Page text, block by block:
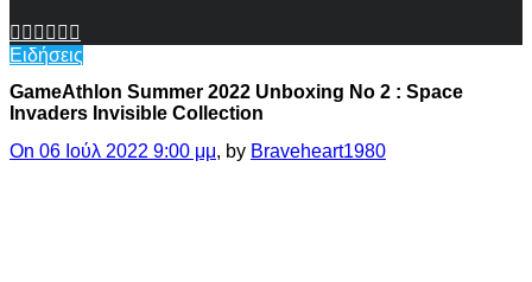
Ειδήσεις
GameAthlon Summer 2022 Unboxing No 2 : Space
Invaders Invisible Collection
On 06 Ιούλ 2022 9:00 μμ, by Braveheart1980